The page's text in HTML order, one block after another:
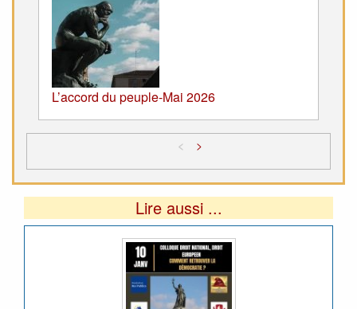
L’accord du peuple-Mai 2026
< >
Lire aussi ...